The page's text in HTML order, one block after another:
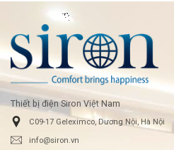
Thiết bị điện Siron Việt Nam
C09-17 Geleximco, Dương Nội, Hà Nội
info@siron.vn